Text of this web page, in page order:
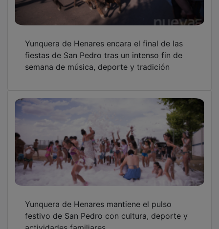
festivo de San Pedro con cultura, deporte y
actividades familiares
Trágico adiós a JuanKar, impulsor de la radio
local Nueva Onda Yunquera